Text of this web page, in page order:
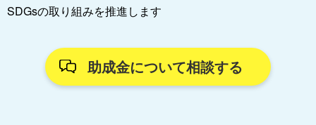
SDGsの取り組みを推進します
助成金について相談する